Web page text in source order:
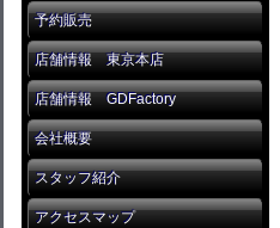
予約販売
店舗情報 東京本店
店舗情報 GDFactory
会社概要
スタッフ紹介
アクセスマップ